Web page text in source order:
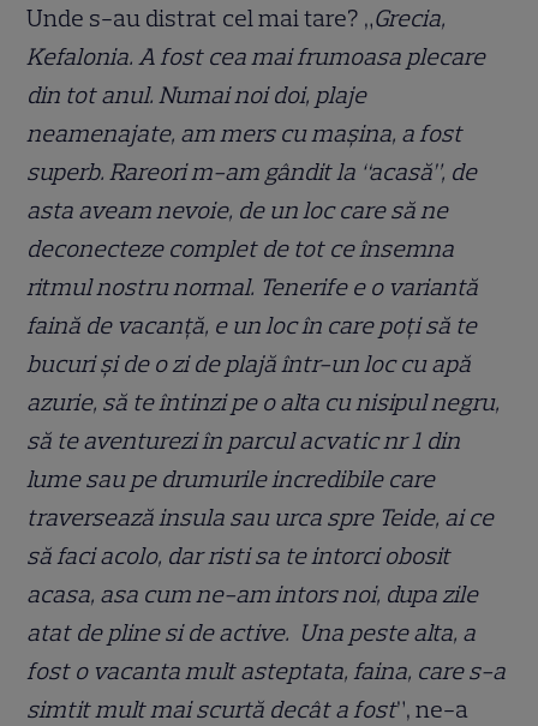
Unde s-au distrat cel mai tare? „Grecia,
Kefalonia. A fost cea mai frumoasa plecare
din tot anul. Numai noi doi, plaje
neamenajate, am mers cu maşina, a fost
superb. Rareori m-am gândit la “acasă”, de
asta aveam nevoie, de un loc care să ne
deconecteze complet de tot ce însemna
ritmul nostru normal. Tenerife e o variantă
faină de vacanţă, e un loc în care poţi să te
bucuri şi de o zi de plajă într-un loc cu apă
azurie, să te întinzi pe o alta cu nisipul negru,
să te aventurezi în parcul acvatic nr 1 din
lume sau pe drumurile incredibile care
traversează insula sau urca spre Teide, ai ce
să faci acolo, dar risti sa te intorci obosit
acasa, asa cum ne-am intors noi, dupa zile
atat de pline si de active. Una peste alta, a
fost o vacanta mult asteptata, faina, care s-a
simtit mult mai scurtă decât a fost”, ne-a